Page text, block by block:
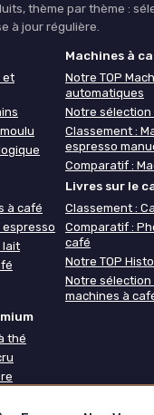
thème par thème :
à jour régulière.
et
Machines à
Notre TOP
automatiques
Notre
Classement :
espresso
Comparatif :
à café
espresso
lait
Livres sur le
Classement :
Comparatif :
café
Notre TOP
Notre sélection
machines à
thé